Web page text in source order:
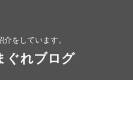
をしています。
ぐれブログ